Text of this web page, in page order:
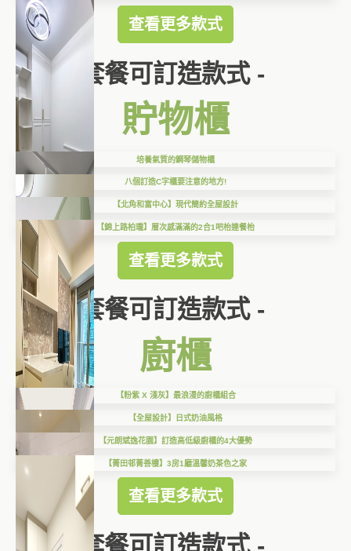
查看更多款式
套餐可訂造款式 -
貯物櫃
培養氣質的鋼琴儲物櫃
八個訂造C字櫃要注意的地方!
【北角和富中心】現代簡約全屋設計
【錦上路柏瓏】層次感滿滿的2合1吧枱連餐枱
查看更多款式
套餐可訂造款式 -
廚櫃
【粉紫 X 淺灰】最浪漫的廚櫃組合
【全屋設計】日式奶油風格
【元朗斌逸花園】訂造高低級廚櫃的4大優勢
【菁田邨菁善樓】3房1廳溫馨奶茶色之家
查看更多款式